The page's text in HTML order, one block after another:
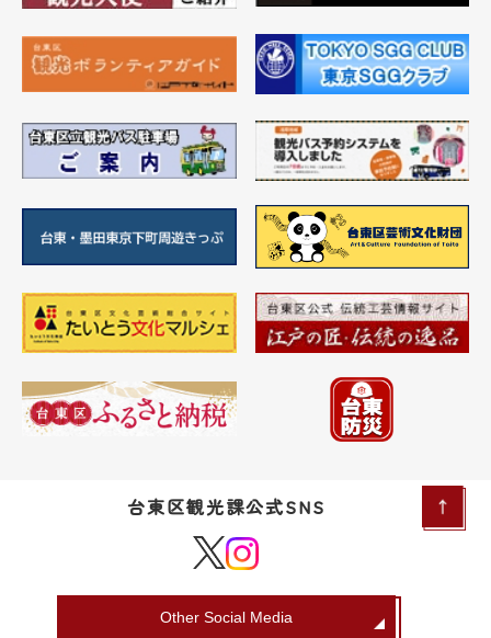
台東区観光課公式SNS
Other Social Media